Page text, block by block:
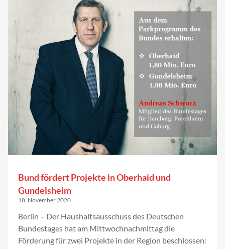
Bund fördert Projekte in Oberhaid und
Gundelsheim
18. November 2020
Berlin – Der Haushaltsausschuss des Deutschen
Bundestages hat am Mittwochnachmittag die
Förderung für zwei Projekte in der Region beschlossen: